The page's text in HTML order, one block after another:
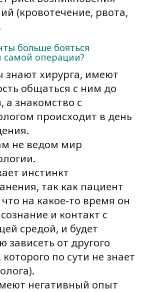
(кровотечение, рвота,
больше бояться
самой операции?
знают хирурга, имеют
общаться с ним до
а знакомство с
происходит в день
не ведом мир
инстинкт
так как пациент
что на какое-то время он
и контакт с
средой, и будет
зависеть от другого
по сути не знает
негативный опыт